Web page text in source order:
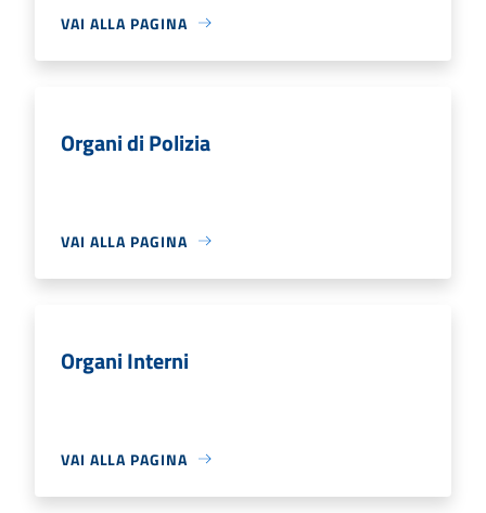
VAI ALLA PAGINA
Organi di Polizia
VAI ALLA PAGINA
Organi Interni
VAI ALLA PAGINA